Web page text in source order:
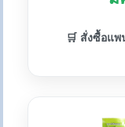
🛒 สั่งซื้อแ